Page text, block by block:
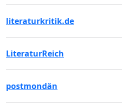
literaturkritik.de
LiteraturReich
postmondän